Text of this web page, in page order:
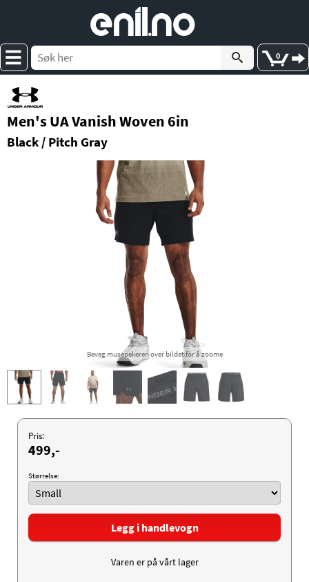
enil no
0
Men's UA Vanish Woven 6in
Black / Pitch Gray
Beveg musepekeren over bildet for å zoome
Pris:
499,-
Størrelse:
Legg i handlevogn
Varen er på vårt lager